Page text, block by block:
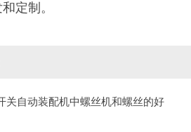
定制。
关自动装配机中螺丝机和螺丝的好